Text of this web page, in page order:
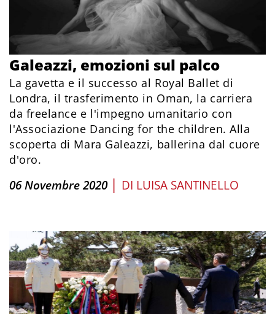
Galeazzi, emozioni sul palco
La gavetta e il successo al Royal Ballet di
Londra, il trasferimento in Oman, la carriera
da freelance e l'impegno umanitario con
l'Associazione Dancing for the children. Alla
scoperta di Mara Galeazzi, ballerina dal cuore
d'oro.
06 Novembre 2020 | DI LUISA SANTINELLO